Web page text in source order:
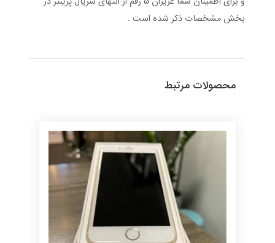
بخش مشخصات ذکر شده است .
محصولات مرتبط